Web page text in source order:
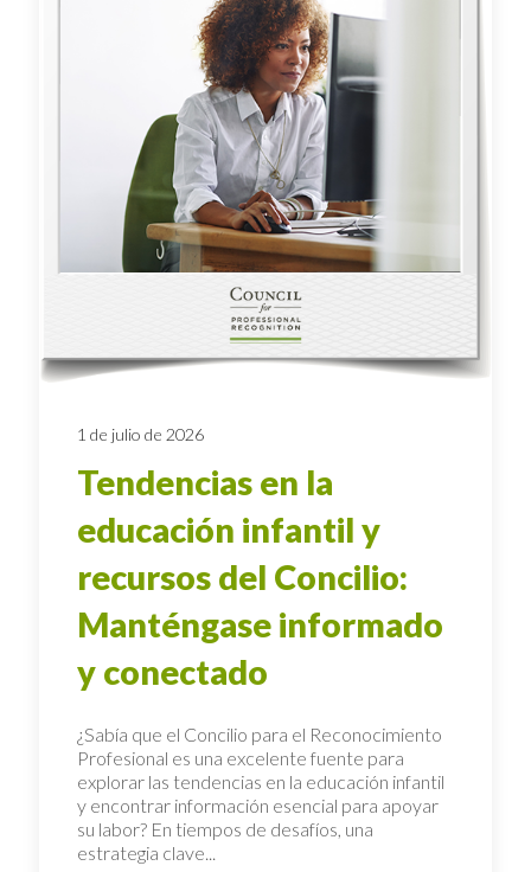
1 de julio de 2026
Tendencias en la
educación infantil y
recursos del Concilio:
Manténgase informado
y conectado
¿Sabía que el Concilio para el Reconocimiento
Profesional es una excelente fuente para
explorar las tendencias en la educación infantil
y encontrar información esencial para apoyar
su labor? En tiempos de desafíos, una
estrategia clave...